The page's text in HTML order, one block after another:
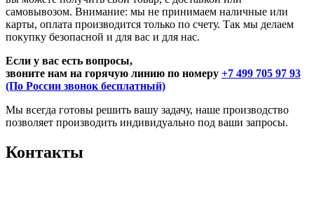
самовывозом. Внимание: мы не принимаем наличные или
карты, оплата производится только по счету. Так мы делаем
покупку безопасной и для вас и для нас.
Если у вас есть вопросы,
звоните нам на горячую линию по номеру +7 499 705 97 93
(По России звонок бесплатный)
Мы всегда готовы решить вашу задачу, наше производство
позволяет производить индивидуально под ваши запросы.
Контакты